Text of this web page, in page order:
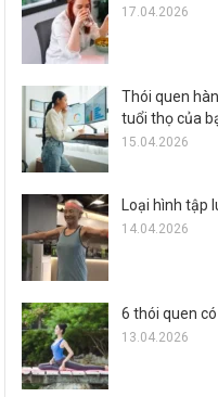
17.04.2026
Thói quen
tuổi thọ của
15.04.2026
Loại hình tập
14.04.2026
6 thói quen
13.04.2026